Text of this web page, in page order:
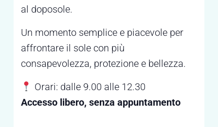
al doposole.
Un momento semplice e piacevole per
affrontare il sole con più
consapevolezza, protezione e bellezza.
Orari: dalle 9.00 alle 12.30
Accesso libero, senza appuntamento